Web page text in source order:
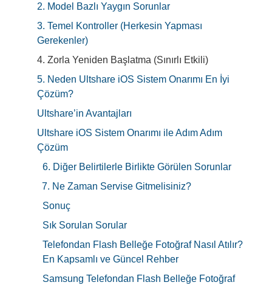
2. Model Bazlı Yaygın Sorunlar
3. Temel Kontroller (Herkesin Yapması
Gerekenler)
4. Zorla Yeniden Başlatma (Sınırlı Etkili)
5. Neden Ultshare iOS Sistem Onarımı En İyi
Çözüm?
Ultshare’in Avantajları
Ultshare iOS Sistem Onarımı ile Adım Adım
Çözüm
6. Diğer Belirtilerle Birlikte Görülen Sorunlar
7. Ne Zaman Servise Gitmelisiniz?
Sonuç
Sık Sorulan Sorular
Telefondan Flash Belleğe Fotoğraf Nasıl Atılır?
En Kapsamlı ve Güncel Rehber
Samsung Telefondan Flash Belleğe Fotoğraf